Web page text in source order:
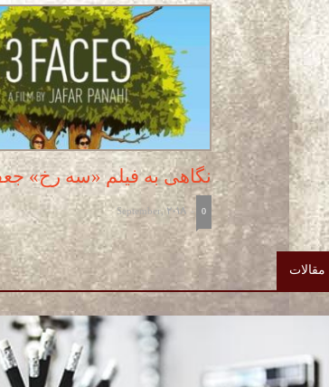
نگاهی به فیلم «سه رخ»
-
September, 2018 0
مقالات